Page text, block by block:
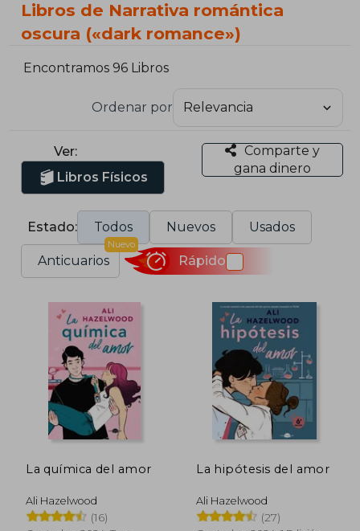
Libros de Narrativa romántica
oscura («dark romance»)
Encontramos 96 Libros
Ordenar por
Ver:
Libros Físicos
Comparte y
gana dinero
Estado: Todos Nuevos Usados
Anticuarios
Nuevo
Rápido
La química del amor
Ali Hazelwood
(16)
La hipótesis del amor
Ali Hazelwood
(27)